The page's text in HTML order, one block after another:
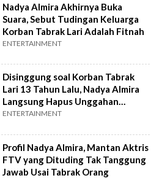
Nadya Almira Akhirnya Buka
Suara, Sebut Tudingan Keluarga
Korban Tabrak Lari Adalah Fitnah
ENTERTAINMENT
Disinggung soal Korban Tabrak
Lari 13 Tahun Lalu, Nadya Almira
Langsung Hapus Unggahan
Instagram
ENTERTAINMENT
Profil Nadya Almira, Mantan Aktris
FTV yang Dituding Tak Tanggung
Jawab Usai Tabrak Orang